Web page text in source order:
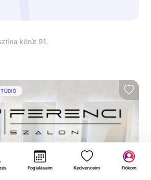
körút 91.
Foglalásaim Kedvenceim Fiókom